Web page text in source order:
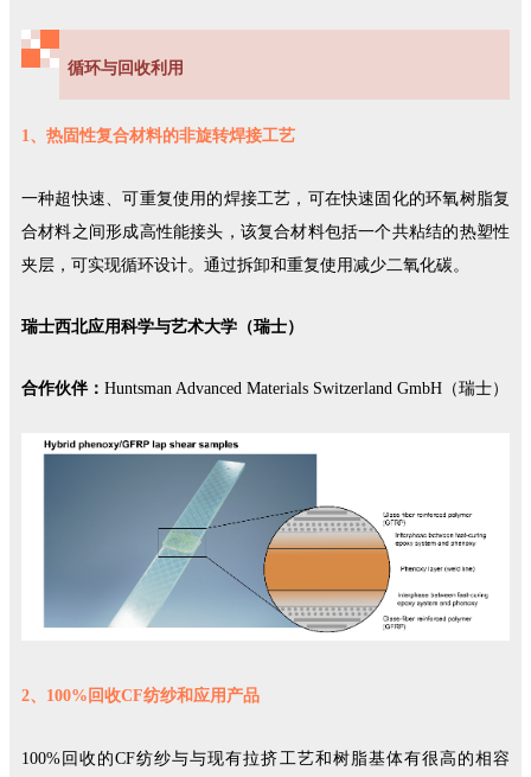
循环与回收利用
1、热固性复合材料的非旋转焊接工艺
一种超快速、可重复使用的焊接工艺，可在快速固化的环氧树脂复
合材料之间形成高性能接头，该复合材料包括一个共粘结的热塑性
夹层，可实现循环设计。通过拆卸和重复使用减少二氧化碳。
瑞士西北应用科学与艺术大学（瑞士）
合作伙伴： Huntsman Advanced Materials Switzerland GmbH（瑞士）
2、100%回收CF纺纱和应用产品
100%回收的CF纺纱与与现有拉挤工艺和树脂基体有很高的相容